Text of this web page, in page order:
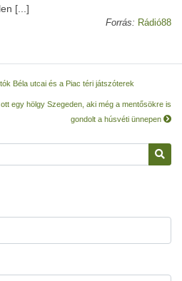
[...]
Forrás: Rádió88
Béla utcai és a Piac téri játszóterek
egy hölgy Szegeden, aki még a mentősökre is
gondolt a húsvéti ünnepen